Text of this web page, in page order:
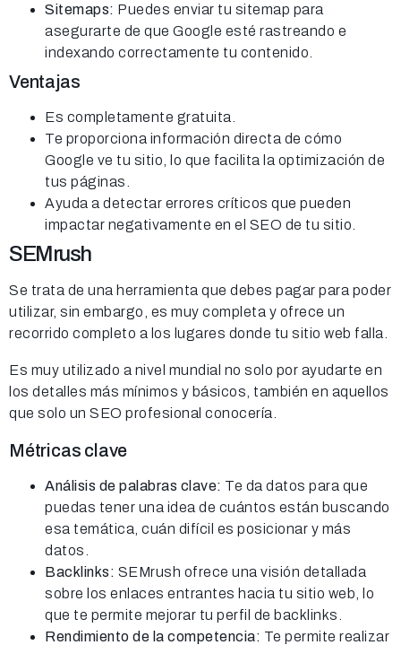
Sitemaps: Puedes enviar tu sitemap para
asegurarte de que Google esté rastreando e
indexando correctamente tu contenido.
Ventajas
Es completamente gratuita.
Te proporciona información directa de cómo
Google ve tu sitio, lo que facilita la optimización de
tus páginas.
Ayuda a detectar errores críticos que pueden
impactar negativamente en el SEO de tu sitio.
SEMrush
Se trata de una herramienta que debes pagar para poder
utilizar, sin embargo, es muy completa y ofrece un
recorrido completo a los lugares donde tu sitio web falla.
Es muy utilizado a nivel mundial no solo por ayudarte en
los detalles más mínimos y básicos, también en aquellos
que solo un SEO profesional conocería.
Métricas clave
Análisis de palabras clave: Te da datos para que
puedas tener una idea de cuántos están buscando
esa temática, cuán difícil es posicionar y más
datos.
Backlinks: SEMrush ofrece una visión detallada
sobre los enlaces entrantes hacia tu sitio web, lo
que te permite mejorar tu perfil de backlinks.
Rendimiento de la competencia: Te permite realizar